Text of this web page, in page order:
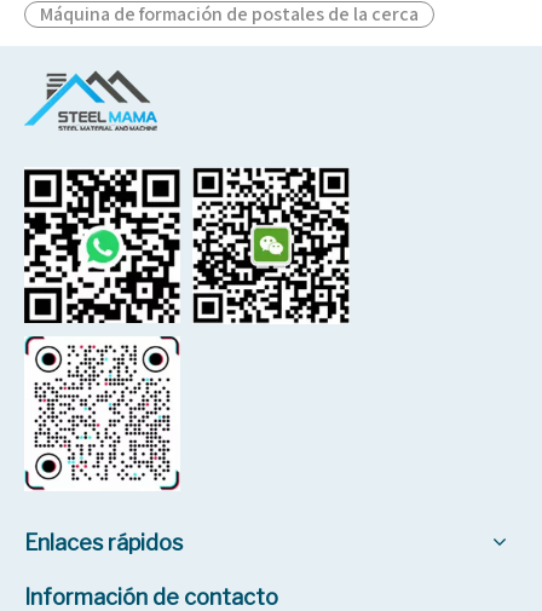
Máquina de formación de postales de la cerca
Enlaces rápidos
Información de contacto